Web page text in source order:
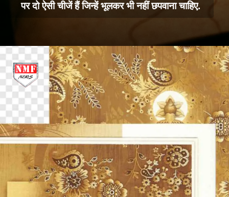
पर दो ऐसी चीजें हैं जिन्हें भूलकर भी नहीं छपवाना चाहिए.